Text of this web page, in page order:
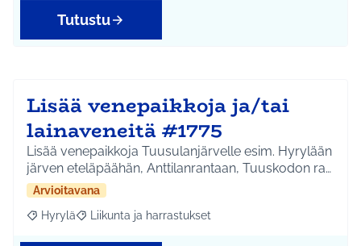
Tutustu
Lisää venepaikkoja ja/tai
lainaveneitä #1775
Lisää venepaikkoja Tuusulanjärvelle esim. Hyrylään
järven eteläpäähän, Anttilanrantaan, Tuuskodon ra…
Arvioitavana
Rajaa tulokset aihepiirin mukaan: Hyrylä
Hyrylä Rajaa tulokset teeman mukaan: Liikunta ja
Liikunta ja harrastukset